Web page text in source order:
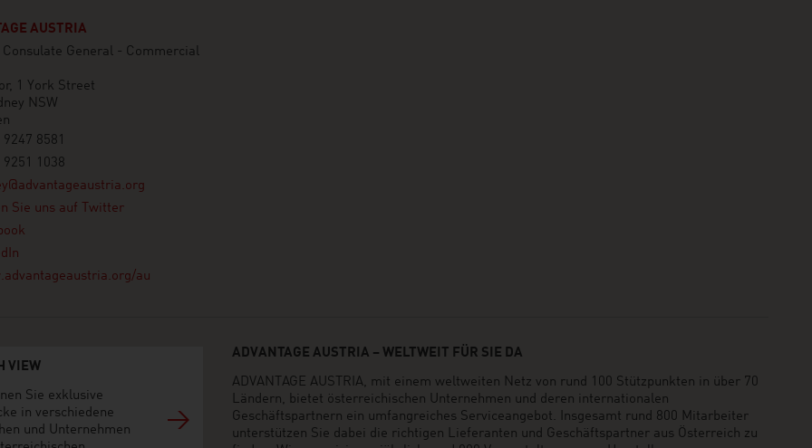
AUSTRIA
Consulate General - Commercial
1 York Street
NSW
9247 8581
9251 1038
Sie uns auf Twitter
au
VIEW
Sie exklusive
in verschiedene
und Unternehmen
ADVANTAGE AUSTRIA – WELTWEIT FÜR SIE DA
ADVANTAGE AUSTRIA, mit einem weltweiten Netz von rund 100 Stützpunkten in über 70
Ländern, bietet österreichischen Unternehmen und deren internationalen
Geschäftspartnern ein umfangreiches Serviceangebot. Insgesamt rund 800 Mitarbeiter
unterstützen Sie dabei die richtigen Lieferanten und Geschäftspartner aus Österreich zu